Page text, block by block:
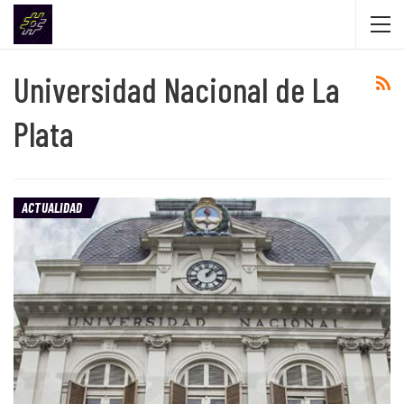
Universidad Nacional de La
Plata
ACTUALIDAD